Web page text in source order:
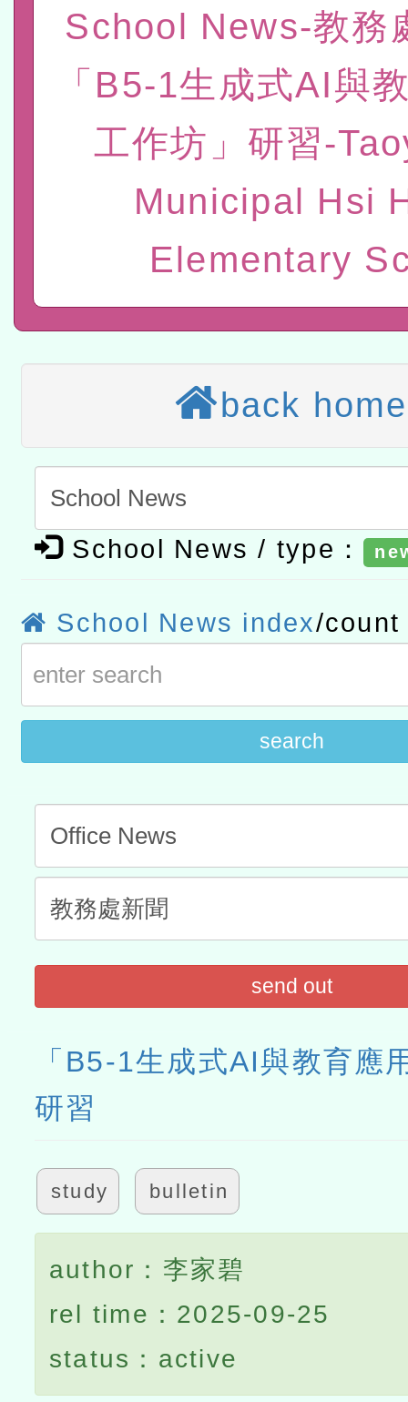
「數位內容與教學軟體線
t」
有關大陸委員會函釋公務
赴陸應申請許可一案
轉知經濟部水利署委託財
研究院辦理「115年表揚
位及節水達人選拔活動」
115年8月22日(星期六)辦
市孔廟祈福系列活動—儒
2026年桃園地景藝術節教
本校115學年度第2次代理
本館辦理115年度閱讀磐
讀推動專業研習
科技賦能─人工智慧(AI)工
A3數位素養講師名單
「數位內容與教學軟體線
赴陸應申請許可一案
轉知經濟部水利署委託財
研究院辦理「115年表揚
位及節水達人選拔活動」
115年8月22日(星期六)辦
航」
School News-教務
「B5-1生成式AI與
工作坊」研習-
Municipal Hsi
Elementary
back home
School News / type：
School News index/count
search
send out
「B5-1生成式AI與教育應
研習
study bulletin
author：李家碧
rel time：2025-09-25
status：active